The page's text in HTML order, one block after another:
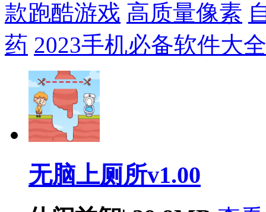
款跑酷游戏 高质量像素
药 2023手机必备软件大全
无脑上厕所v1.00